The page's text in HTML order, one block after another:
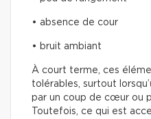
• absence de cour
• bruit ambiant
À court terme, ces
tolérables, surtout
par un coup de cœur ou
Toutefois, ce qui est